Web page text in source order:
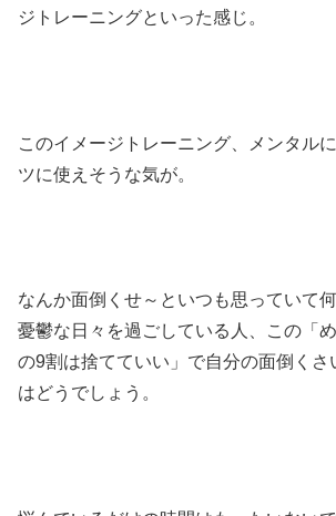
ジトレーニングといった感じ。
このイメージトレーニング、メンタル
ツに使えそうな気が。
なんか面倒くせ～といつも思っていて
憂鬱な日々を過ごしている人、この「
の9割は捨てていい」で自分の面倒くさ
はどうでしょう。